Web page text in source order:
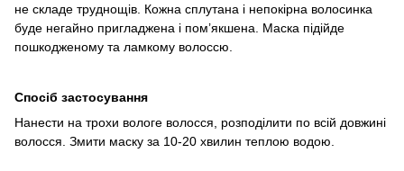
не складе труднощів. Кожна сплутана і непокірна волосинка
буде негайно пригладжена і пом’якшена. Маска підійде
пошкодженому та ламкому волоссю.
Спосіб застосування
Нанести на трохи вологе волосся, розподілити по всій довжині
волосся. Змити маску за 10-20 хвилин теплою водою.